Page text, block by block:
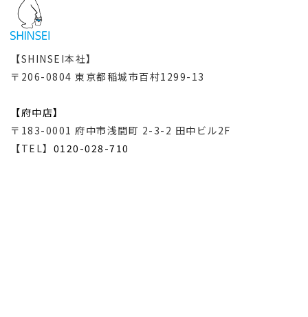
【SHINSEI本社】
〒206-0804 東京都稲城市百村1299-13
【府中店】
〒183-0001 府中市浅間町 2-3-2 田中ビル2F
【TEL】 0120-028-710